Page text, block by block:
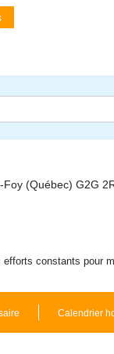
Foy (Québec) G2G
constants pour
Calendrier